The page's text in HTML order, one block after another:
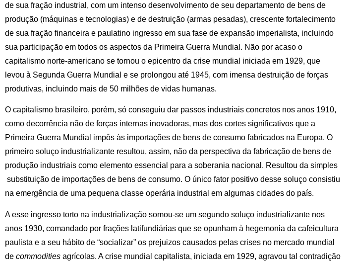
de sua fração industrial, com um intenso desenvolvimento de seu departamento de bens de
produção (máquinas e tecnologias) e de destruição (armas pesadas), crescente fortalecimento
de sua fração financeira e paulatino ingresso em sua fase de expansão imperialista, incluindo
sua participação em todos os aspectos da Primeira Guerra Mundial. Não por acaso o
capitalismo norte-americano se tornou o epicentro da crise mundial iniciada em 1929, que
levou à Segunda Guerra Mundial e se prolongou até 1945, com imensa destruição de forças
produtivas, incluindo mais de 50 milhões de vidas humanas.
O capitalismo brasileiro, porém, só conseguiu dar passos industriais concretos nos anos 1910,
como decorrência não de forças internas inovadoras, mas dos cortes significativos que a
Primeira Guerra Mundial impôs às importações de bens de consumo fabricados na Europa. O
primeiro soluço industrializante resultou, assim, não da perspectiva da fabricação de bens de
produção industriais como elemento essencial para a soberania nacional. Resultou da simples
substituição de importações de bens de consumo. O único fator positivo desse soluço consistiu
na emergência de uma pequena classe operária industrial em algumas cidades do país.
A esse ingresso torto na industrialização somou-se um segundo soluço industrializante nos
anos 1930, comandado por frações latifundiárias que se opunham à hegemonia da cafeicultura
paulista e a seu hábito de “socializar” os prejuizos causados pelas crises no mercado mundial
de commodities agrícolas. A crise mundial capitalista, iniciada em 1929, agravou tal contradição